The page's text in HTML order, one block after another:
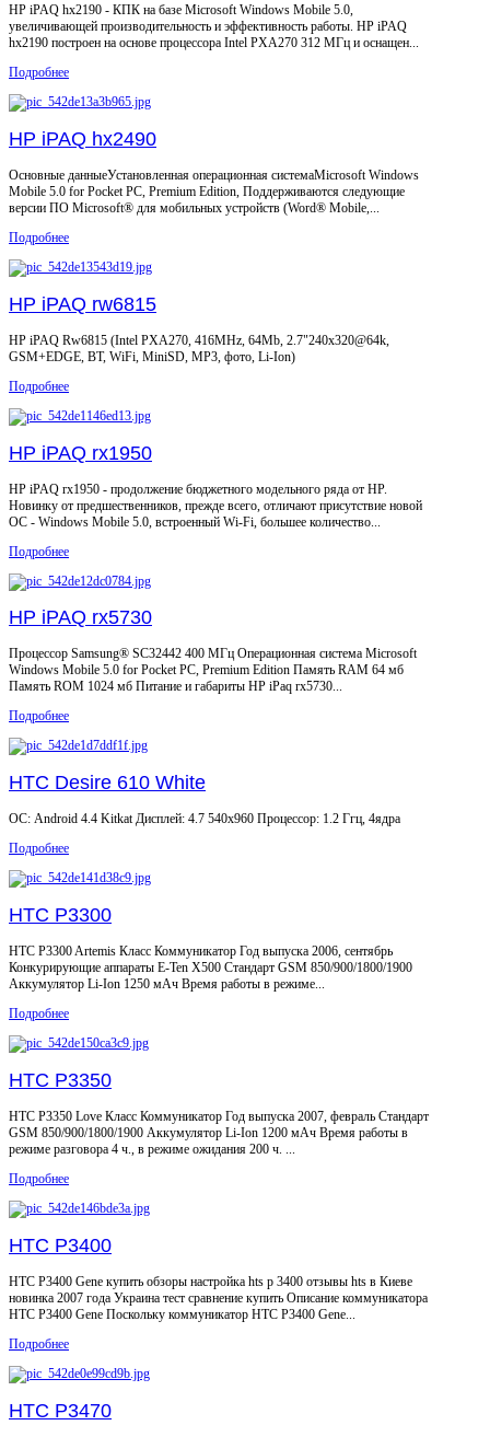
HP iPAQ hx2190 - КПК на базе Microsoft Windows Mobile 5.0,
увеличивающей производительность и эффективность работы. HP iPAQ
hx2190 построен на основе процессора Intel PXA270 312 МГц и оснащен...
Подробнее
HP iPAQ hx2490
Основные данныеУстановленная операционная системаMicrosoft Windows
Mobile 5.0 for Pocket PC, Premium Edition, Поддерживаются следующие
версии ПО Microsoft® для мобильных устройств (Word® Mobile,...
Подробнее
HP iPAQ rw6815
HP iPAQ Rw6815 (Intel PXA270, 416MHz, 64Mb, 2.7"240x320@64k,
GSM+EDGE, BT, WiFi, MiniSD, MP3, фото, Li-Ion)
Подробнее
HP iPAQ rx1950
HP iPAQ rx1950 - продолжение бюджетного модельного ряда от HP.
Новинку от предшественников, прежде всего, отличают присутствие новой
ОС - Windows Mobile 5.0, встроенный Wi-Fi, большее количество...
Подробнее
HP iPAQ rx5730
Процессор Samsung® SC32442 400 МГц Операционная система Microsoft
Windows Mobile 5.0 for Pocket PC, Premium Edition Память RAM 64 мб
Память ROM 1024 мб Питание и габариты HP iPaq rx5730...
Подробнее
HTC Desire 610 White
ОС: Android 4.4 Kitkat Дисплей: 4.7 540x960 Процессор: 1.2 Ггц, 4ядра
Подробнее
HTC P3300
HTC P3300 Artemis Класс Коммуникатор Год выпуска 2006, сентябрь
Конкурирующие аппараты E-Ten X500 Стандарт GSM 850/900/1800/1900
Аккумулятор Li-Ion 1250 мАч Время работы в режиме...
Подробнее
HTC P3350
HTC P3350 Love Класс Коммуникатор Год выпуска 2007, февраль Стандарт
GSM 850/900/1800/1900 Аккумулятор Li-Ion 1200 мАч Время работы в
режиме разговора 4 ч., в режиме ожидания 200 ч. ...
Подробнее
HTC P3400
HTC P3400 Gene купить обзоры настройка hts p 3400 отзывы hts в Киеве
новинка 2007 года Украина тест сравнение купить Описание коммуникатора
HTC P3400 Gene Поскольку коммуникатор HTC P3400 Gene...
Подробнее
HTC P3470